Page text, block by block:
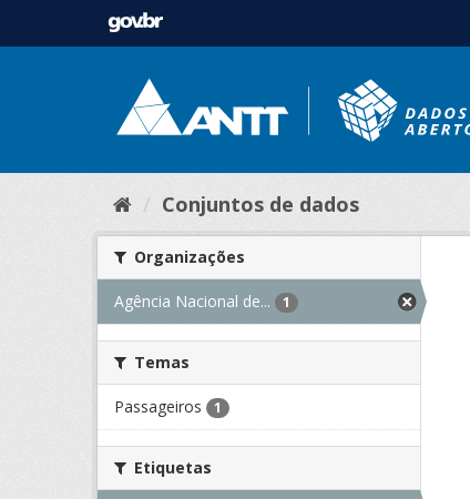
Conjuntos de dados
Organizações
Agência Nacional de... 1
Temas
Passageiros 1
Etiquetas